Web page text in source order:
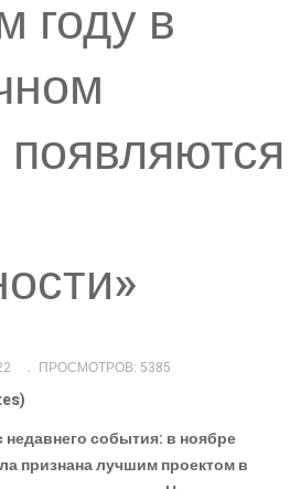
году в
ПРОСМОТРОВ: 5385
недавнего события: в ноябре
признана лучшим проектом в